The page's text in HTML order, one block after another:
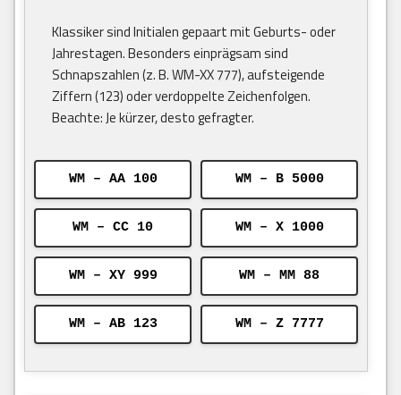
Klassiker sind Initialen gepaart mit Geburts- oder
Jahrestagen. Besonders einprägsam sind
Schnapszahlen (z. B. WM-XX 777), aufsteigende
Ziffern (123) oder verdoppelte Zeichenfolgen.
Beachte: Je kürzer, desto gefragter.
WM – AA 100 WM – B 5000
WM – CC 10 WM – X 1000
WM – XY 999 WM – MM 88
WM – AB 123 WM – Z 7777